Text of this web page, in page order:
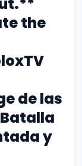
the
de las
y